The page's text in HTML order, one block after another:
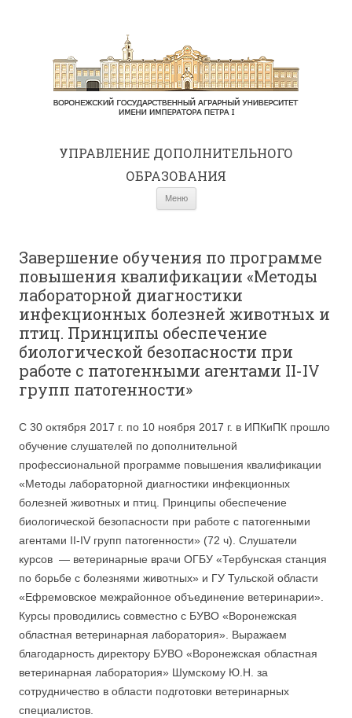
УПРАВЛЕНИЕ ДОПОЛНИТЕЛЬНОГО
ОБРАЗОВАНИЯ
Меню
Завершение обучения по программе
повышения квалификации «Методы
лабораторной диагностики
инфекционных болезней животных и
птиц. Принципы обеспечение
биологической безопасности при
работе с патогенными агентами II-IV
групп патогенности»
С 30 октября 2017 г. по 10 ноября 2017 г. в ИПКиПК прошло
обучение слушателей по дополнительной
профессиональной программе повышения квалификации
«Методы лабораторной диагностики инфекционных
болезней животных и птиц. Принципы обеспечение
биологической безопасности при работе с патогенными
агентами II-IV групп патогенности» (72 ч). Слушатели
курсов — ветеринарные врачи ОГБУ «Тербунская станция
по борьбе с болезнями животных» и ГУ Тульской области
«Ефремовское межрайонное объединение ветеринарии».
Курсы проводились совместно с БУВО «Воронежская
областная ветеринарная лаборатория». Выражаем
благодарность директору БУВО «Воронежская областная
ветеринарная лаборатория» Шумскому Ю.Н. за
сотрудничество в области подготовки ветеринарных
специалистов.